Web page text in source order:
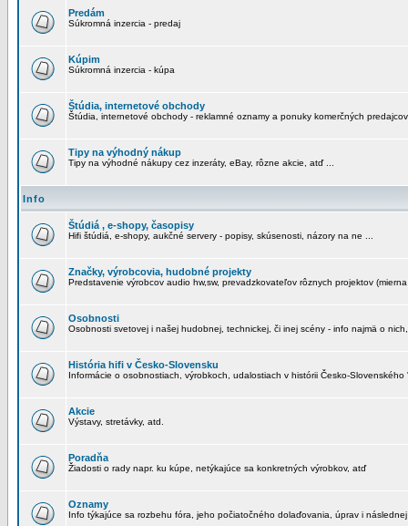
Predám
Súkromná inzercia - predaj
Kúpim
Súkromná inzercia - kúpa
Štúdia, internetové obchody
Štúdia, internetové obchody - reklamné oznamy a ponuky komerčných predajcov
Tipy na výhodný nákup
Tipy na výhodné nákupy cez inzeráty, eBay, rôzne akcie, atď ...
Info
Štúdiá , e-shopy, časopisy
Hifi štúdiá, e-shopy, aukčné servery - popisy, skúsenosti, názory na ne ...
Značky, výrobcovia, hudobné projekty
Predstavenie výrobcov audio hw,sw, prevadzkovateľov rôznych projektov
Osobnosti
Osobnosti svetovej i našej hudobnej, technickej, či inej scény - info najmä o
História hifi v Česko-Slovensku
Informácie o osobnostiach, výrobkoch, udalostiach v histórii Česko-Slovenského
Akcie
Výstavy, stretávky, atd.
Poradňa
Žiadosti o rady napr. ku kúpe, netýkajúce sa konkretných výrobkov, atď
Oznamy
Info týkajúce sa rozbehu fóra, jeho počiatočného dolaďovania, úprav i